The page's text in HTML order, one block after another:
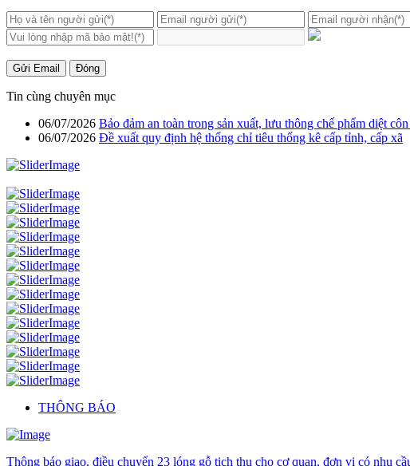
Gửi Email Đóng
Tin cùng chuyên mục
06/07/2026 Bảo đảm an toàn trong sản xuất, lưu thông chế phẩm diệt
06/07/2026 Đề xuất quy định hệ thống chỉ tiêu thống kê cấp tỉnh, cấp xã
THÔNG BÁO
Thông báo giao, điều chuyển 23 lóng gỗ tịch thu cho cơ quan, đơn vị có nhu